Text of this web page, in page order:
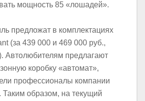
мощность 85 «лошадей».
предложат в комплектациях
(за 439 000 и 469 000 руб.,
Автолюбителям предлагают
коробку «автомат»,
профессионалы компании
образом, на текущий